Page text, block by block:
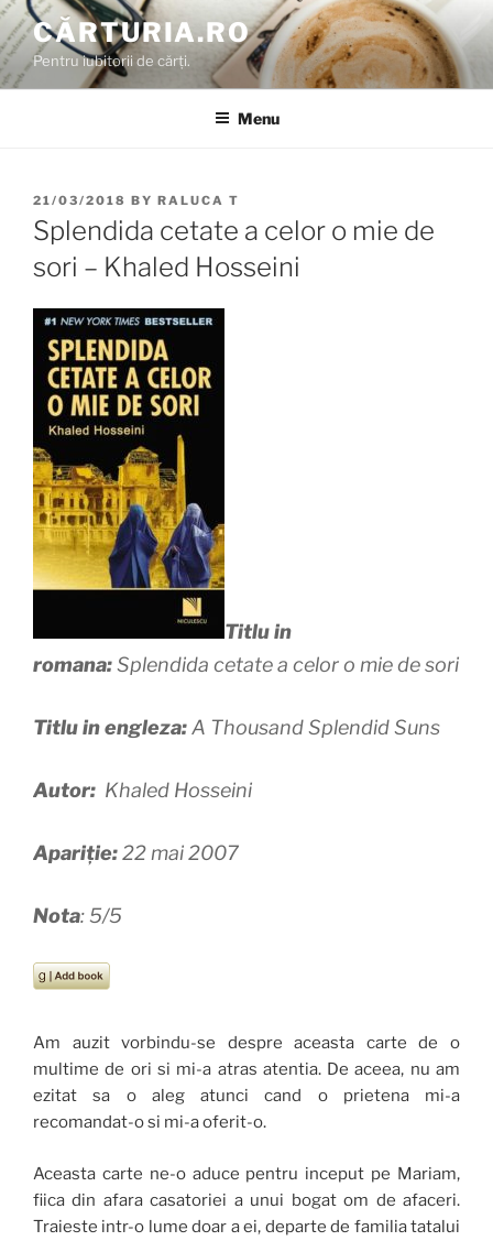
Skip
to
content
CĂRTURIA.RO
Pentru iubitorii de cărți.
Menu
POSTED
ON
21/03/2018 BY RALUCA T
Splendida cetate a celor o mie de
sori – Khaled Hosseini
Titlu in
romana:Splendida cetate a celor o mie de sori
Titlu in engleza:A Thousand Splendid Suns
Autor: Khaled Hosseini
Apariție:22 mai 2007
Nota: 5/5
Am auzit vorbindu-se despre aceasta carte de o
multime de ori si mi-a atras atentia. De aceea, nu am
ezitat sa o aleg atunci cand o prietena mi-a
recomandat-o si mi-a oferit-o.
Aceasta carte ne-o aduce pentru inceput pe Mariam,
fiica din afara casatoriei a unui bogat om de afaceri.
Traieste intr-o lume doar a ei, departe de familia tatalui